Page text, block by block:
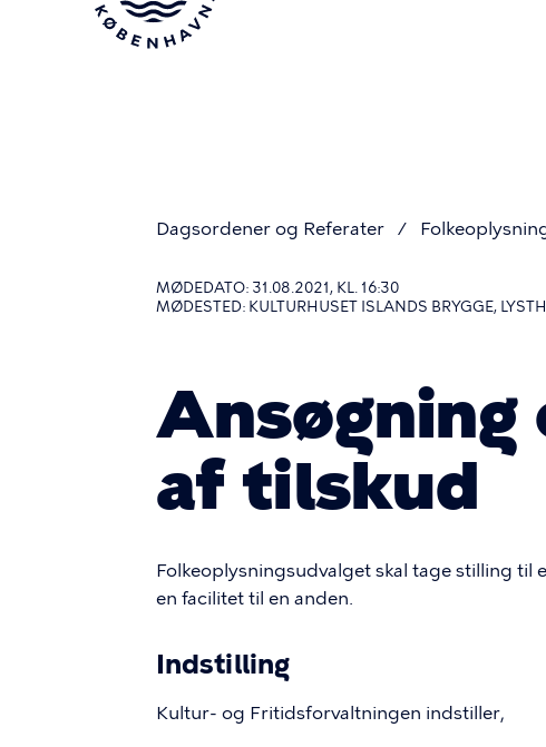
Dagsordener og Referater
MØDEDATO: 31.08.2021, KL. 16:30
MØDESTED: KULTURHUSET ISLANDS BRYGGE,
Ansøgning
af tilskud
Folkeoplysningsudvalget skal tage stilling
en facilitet til en anden.
Indstilling
Kultur- og Fritidsforvaltningen indstiller,